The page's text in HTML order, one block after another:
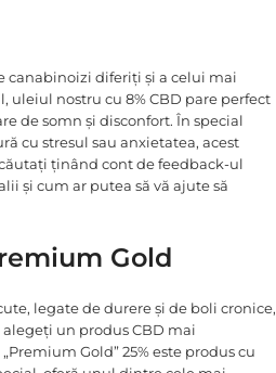
canabinoizi diferiți și a celui mai
uleiul nostru cu 8% CBD pare perfect
de somn și disconfort. În special
cu stresul sau anxietatea, acest
ținând cont de feedback-ul
și cum ar putea să vă ajute să
Gold
legate de durere și de boli cronice,
un produs CBD mai
Gold” 25% este produs cu